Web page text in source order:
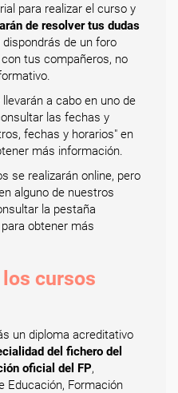
para realizar el curso y
de resolver tus dudas
dispondrás de un foro
tus compañeros, no
a cabo en uno de
las fechas y
fechas y horarios" en
más información.
se realizarán online, pero
alguno de nuestros
la pestaña
obtener más
cursos
un diploma acreditativo
del fichero del
oficial del FP,
Educación, Formación